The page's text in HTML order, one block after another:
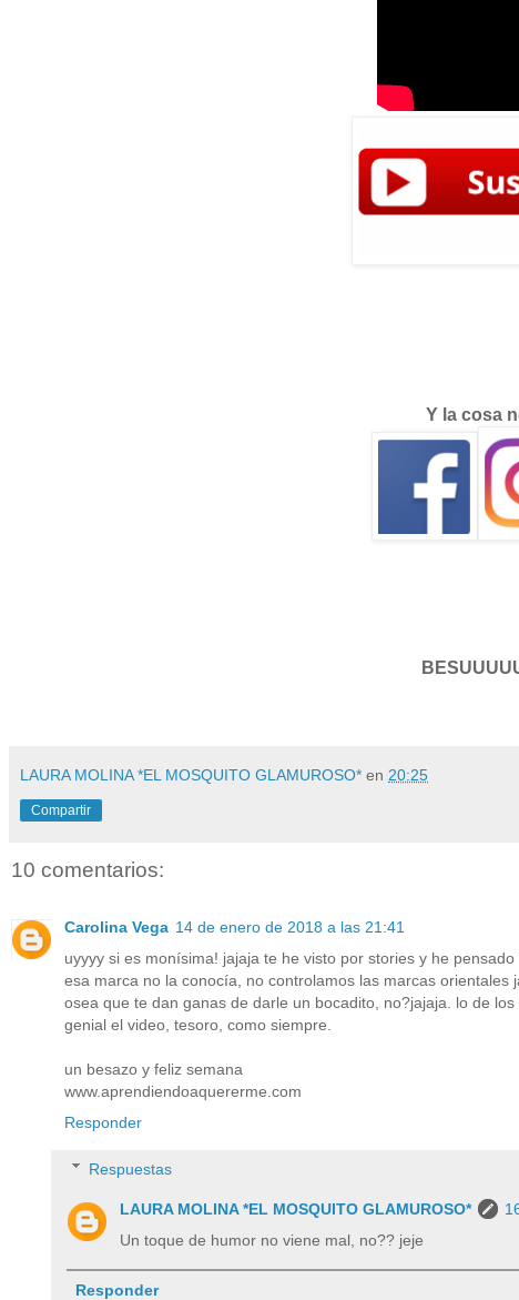
Y la cosa
LAURA MOLINA *EL MOSQUITO GLAMUROSO* en 20:25
Compartir
10 comentarios:
Carolina Vega 14 de enero de 2018 a las 21:41
uyyyy si es monísima! jajaja te he visto por stories y he
esa marca no la conocía, no controlamos las marcas orientales
osea que te dan ganas de darle un bocadito, no?jajaja. lo de
genial el video, tesoro, como siempre.
un besazo y feliz semana
www.aprendiendoaquererme.com
Responder
Respuestas
LAURA MOLINA *EL MOSQUITO GLAMUROSO*
Un toque de humor no viene mal, no?? jeje
Responder